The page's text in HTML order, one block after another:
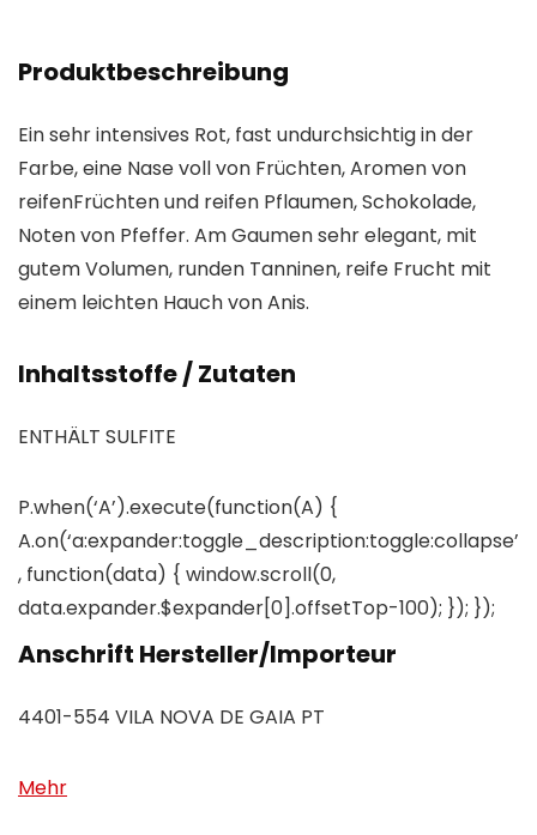
Produktbeschreibung
Ein sehr intensives Rot, fast undurchsichtig in der
Farbe, eine Nase voll von Früchten, Aromen von
reifenFrüchten und reifen Pflaumen, Schokolade,
Noten von Pfeffer. Am Gaumen sehr elegant, mit
gutem Volumen, runden Tanninen, reife Frucht mit
einem leichten Hauch von Anis.
Inhaltsstoffe / Zutaten
ENTHÄLT SULFITE
P.when(‘A’).execute(function(A) {
A.on(‘a:expander:toggle_description:toggle:collapse’
, function(data) { window.scroll(0,
data.expander.$expander[0].offsetTop-100); }); });
Anschrift Hersteller/Importeur
4401-554 VILA NOVA DE GAIA PT
Mehr